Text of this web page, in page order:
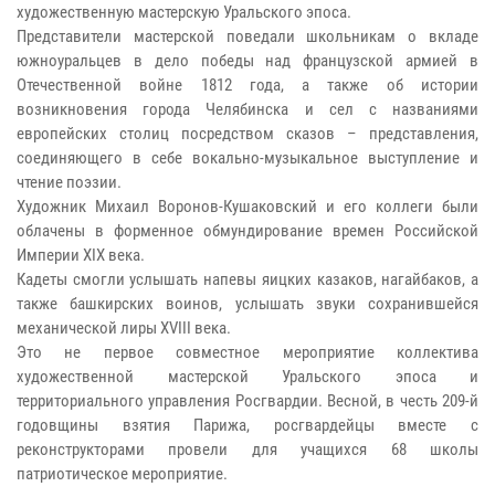
художественную мастерскую Уральского эпоса.
Представители мастерской поведали школьникам о вкладе
южноуральцев в дело победы над французской армией в
Отечественной войне 1812 года, а также об истории
возникновения города Челябинска и сел с названиями
европейских столиц посредством сказов – представления,
соединяющего в себе вокально-музыкальное выступление и
чтение поэзии.
Художник Михаил Воронов-Кушаковский и его коллеги были
облачены в форменное обмундирование времен Российской
Империи XIX века.
Кадеты смогли услышать напевы яицких казаков, нагайбаков, а
также башкирских воинов, услышать звуки сохранившейся
механической лиры XVIII века.
Это не первое совместное мероприятие коллектива
художественной мастерской Уральского эпоса и
территориального управления Росгвардии. Весной, в честь 209-й
годовщины взятия Парижа, росгвардейцы вместе с
реконструкторами провели для учащихся 68 школы
патриотическое мероприятие.